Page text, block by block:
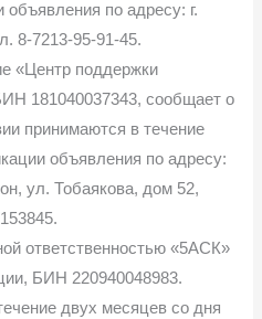
по адресу: г.
8-7213-95-91-45.
«Центр поддержки
181040037343, сообщает о
принимаются в течение
объявления по адресу:
ул. Тобаякова, дом 52,
ответственностью «5АСК»
БИН 220940048983.
двух месяцев со дня